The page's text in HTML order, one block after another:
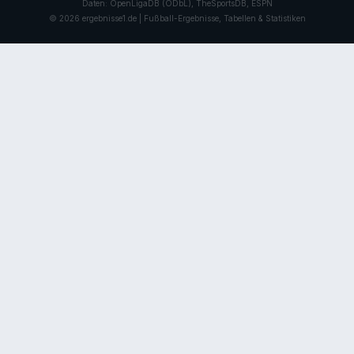
Daten: OpenLigaDB (ODbL), TheSportsDB, ESPN
© 2026 ergebnisse1.de | Fußball-Ergebnisse, Tabellen & Statistiken